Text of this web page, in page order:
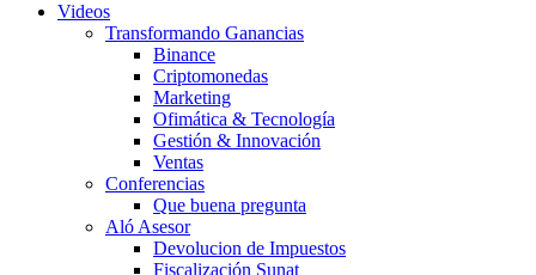
Videos
Transformando Ganancias
Binance
Criptomonedas
Marketing
Ofimática & Tecnología
Gestión & Innovación
Ventas
Conferencias
Que buena pregunta
Aló Asesor
Devolucion de Impuestos
Fiscalización Sunat